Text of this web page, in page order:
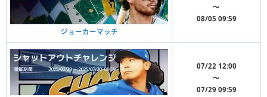
ジョーカーマッチ
〜
08/05 09:59
07/22 12:00
〜
07/29 09:59